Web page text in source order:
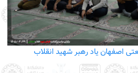
اصفهان یاد رهبر شهید انقلاب